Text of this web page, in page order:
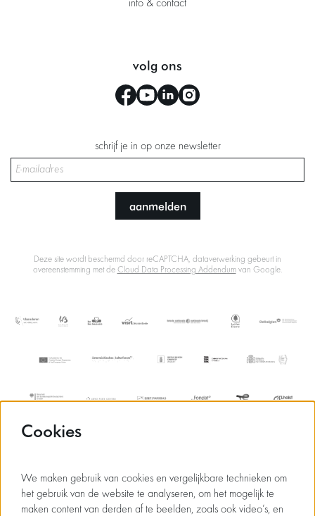
info & contact
volg ons
schrijf je in op onze newsletter
aanmelden
Deze site wordt beschermd door reCAPTCHA, dataverwerking gebeurt in
overeenstemming met de Cloud Data Processing Addendumvan Google.
Cookies
We maken gebruik van cookies en vergelijkbare technieken om
het gebruik van de website te analyseren, om het mogelijk te
maken content van derden af te beelden, zoals ook video’s, en